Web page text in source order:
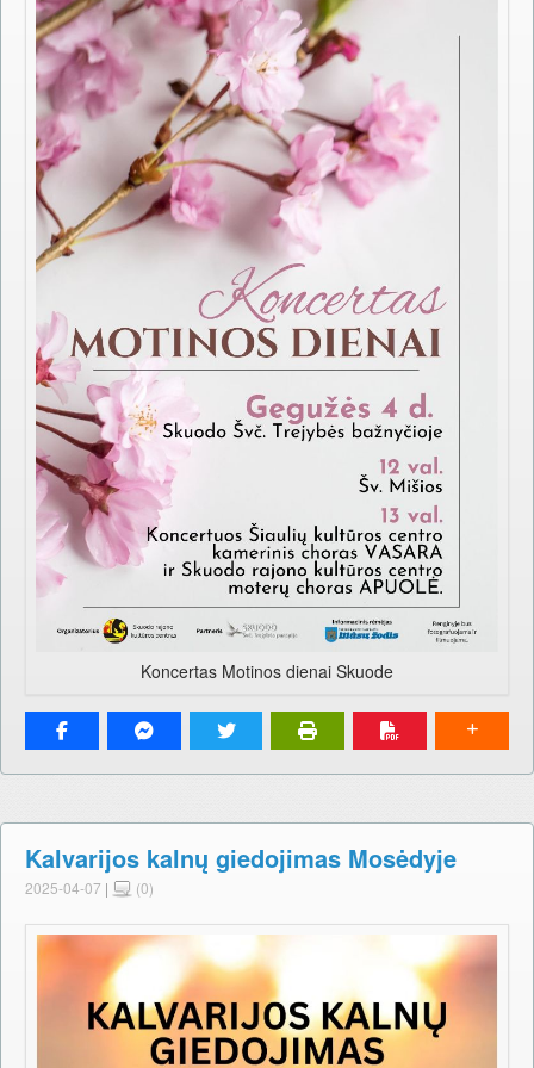
Koncertas Motinos dienai Skuode
Kalvarijos kalnų giedojimas Mosėdyje
2025-04-07 | (0)